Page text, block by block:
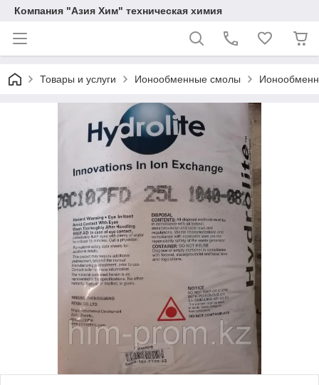
Компания "Азия Хим" техническая химия
Товары и услуги Ионообменные смолы